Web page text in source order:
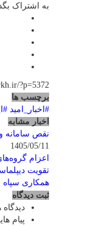
به اشتراک
?p=5372
برچسب ها
#اخبار_امید
اخبار مشابه
نقص سامانه
1405/05/11
اعزام
تقویت
همکاری
ثبت دیدگاه
پیام